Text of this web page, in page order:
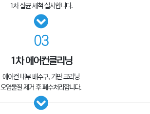
1차 살균 세척 실시합니다.
03
1차 에어컨클리닝
에어컨 내부 배수구, 기판 크리닝
오염물질 제거 후 폐수처리합니다.